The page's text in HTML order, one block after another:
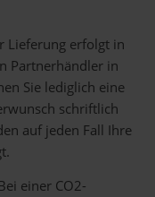
Lieferung erfolgt in
Partnerhändler in
Sie lediglich eine
schriftlich
auf jeden Fall Ihre
einer CO2-